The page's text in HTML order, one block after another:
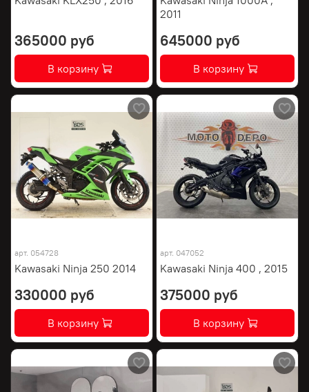
365000 руб
В корзину
2011
645000 руб
В корзину
арт. 054728
Kawasaki Ninja 250 2014
330000 руб
В корзину
арт. 047052
Kawasaki Ninja 400 , 2015
375000 руб
В корзину